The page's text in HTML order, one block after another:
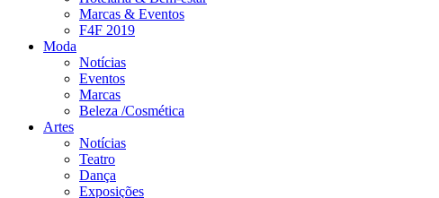
Marcas & Eventos
F4F 2019
Moda
Notícias
Eventos
Marcas
Beleza /Cosmética
Artes
Notícias
Teatro
Dança
Exposições